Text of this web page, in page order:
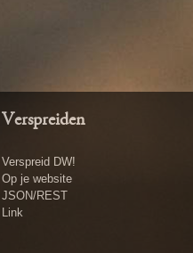
Verspreiden
Verspreid DW!
Op je website
JSON/REST
Link